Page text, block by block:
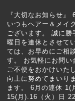
『大切なお知らせ
いつもヘアー＆メイ
ございます。 誠に勝
曜日を連休とさせて
ては、お早めにご相
す。 お気軽にお問い
ご不便をおかけいた
向上に努めてまいり
ます。 6月の連休 1(
15(月).16（火）日